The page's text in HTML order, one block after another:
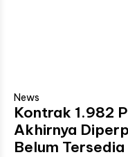
News
Kontrak 1.982
Akhirnya
Belum Tersedia